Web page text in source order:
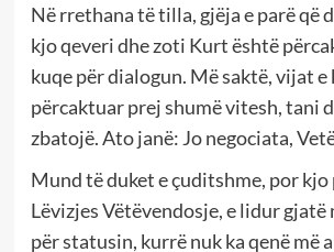
Në rrethana të tilla, gjëja e parë që
kjo qeveri dhe zoti Kurt është
kuqe për dialogun. Më saktë, vijat e
përcaktuar prej shumë vitesh, tani
zbatojë. Ato janë: Jo negociata,
Mund të duket e çuditshme, por kjo
Lëvizjes Vëtëvendosje, e lidur gjatë
për statusin, kurrë nuk ka qenë më